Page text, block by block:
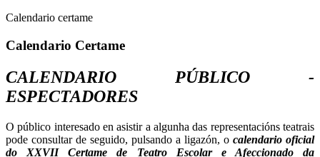
Calendario certame
Calendario Certame
CALENDARIO PÚBLICO -
ESPECTADORES
O público interesado en asistir a algunha das representacións teatrais
pode consultar de seguido, pulsando a ligazón, o calendario oficial
do XXVII Certame de Teatro Escolar e Afeccionado da